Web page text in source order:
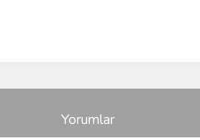
Yorumlar